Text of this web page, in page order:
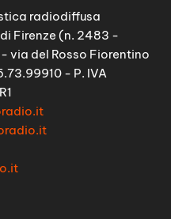
radiodiffusa
Firenze (n. 2483 -
via del Rosso Fiorentino
- P. IVA